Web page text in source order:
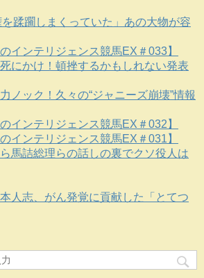
蹂躙しまくっていた」あの大物が容
インテリジェンス競馬EX＃033】
にかけ！頓挫するかもしれない発表
ノック！久々の“ジャニーズ崩壊”情報
インテリジェンス競馬EX＃032】
インテリジェンス競馬EX＃031】
馬詰総理らの話しの裏でクソ役人は
人志、がん発覚に貢献した「とてつ